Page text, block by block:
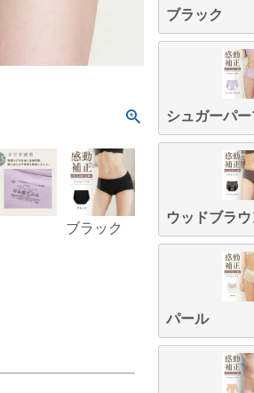
ブラック
パウダーピ
ンク
シュ
ープ
ブラック
シュガーパ
ウッドブラ
パール